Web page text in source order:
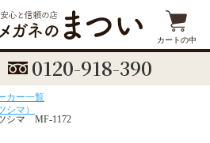
カートの中
0120-918-390
カー一覧
シマ）
シマ MF-1172